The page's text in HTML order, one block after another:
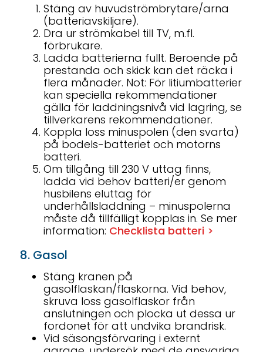
Stäng av huvudströmbrytare/arna
(batteriavskiljare).
Dra ur strömkabel till TV, m.fl.
förbrukare.
Ladda batterierna fullt. Beroende på
prestanda och skick kan det räcka i
flera månader. Not: För litiumbatterier
kan speciella rekommendationer
gälla för laddningsnivå vid lagring, se
tillverkarens rekommendationer.
Koppla loss minuspolen (den svarta)
på bodels-batteriet och motorns
batteri.
Om tillgång till 230 V uttag finns,
ladda vid behov batteri/er genom
husbilens eluttag för
underhållsladdning – minuspolerna
måste då tillfälligt kopplas in. Se mer
information: Checklista batteri >
8. Gasol
Stäng kranen på
gasolflaskan/flaskorna. Vid behov,
skruva loss gasolflaskor från
anslutningen och plocka ut dessa ur
fordonet för att undvika brandrisk.
Vid säsongsförvaring i externt